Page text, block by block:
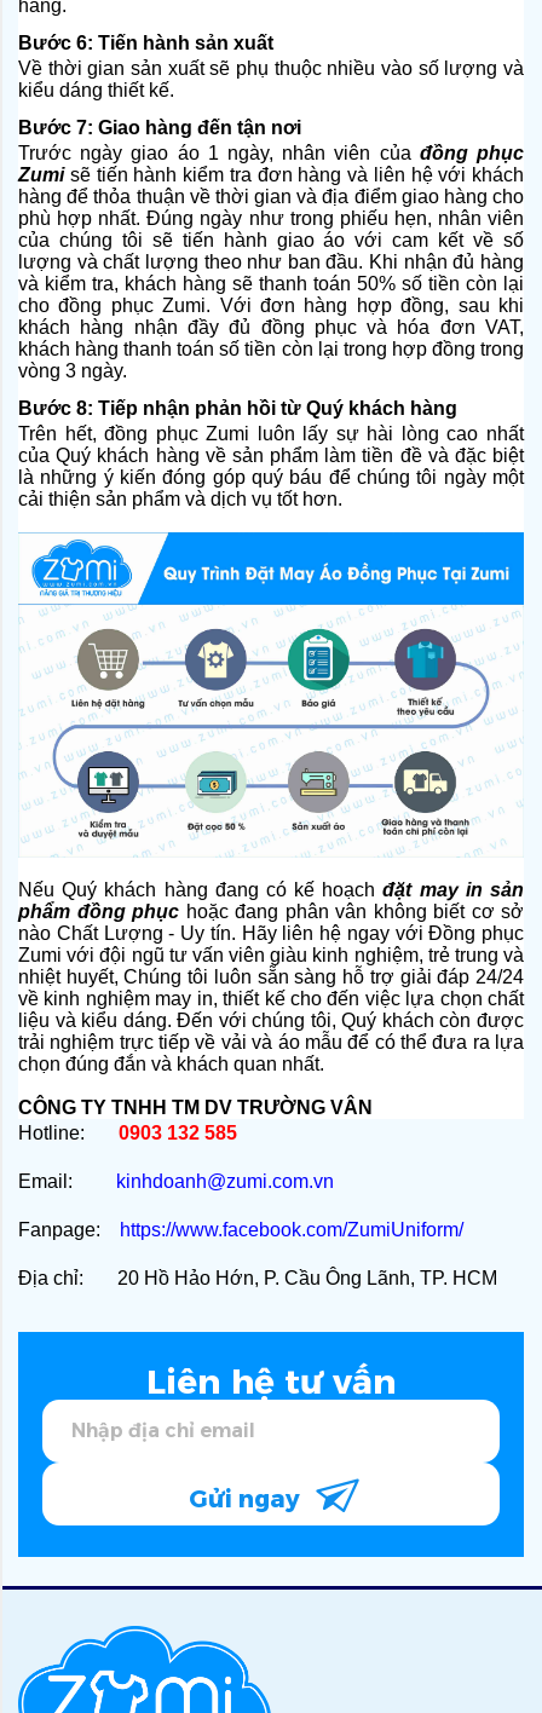
hàng.
Bước 6: Tiến hành sản xuất
Về thời gian sản xuất sẽ phụ thuộc nhiều vào số lượng và
kiểu dáng thiết kế.
Bước 7: Giao hàng đến tận nơi
Trước ngày giao áo 1 ngày, nhân viên của đồng phục
Zumisẽ tiến hành kiểm tra đơn hàng và liên hệ với khách
hàng để thỏa thuận về thời gian và địa điểm giao hàng cho
phù hợp nhất. Đúng ngày như trong phiếu hẹn, nhân viên
của chúng tôi sẽ tiến hành giao áo với cam kết về số
lượng và chất lượng theo như ban đầu. Khi nhận đủ hàng
và kiểm tra, khách hàng sẽ thanh toán 50% số tiền còn lại
cho đồng phục Zumi. Với đơn hàng hợp đồng, sau khi
khách hàng nhận đầy đủ đồng phục và hóa đơn VAT,
khách hàng thanh toán số tiền còn lại trong hợp đồng trong
vòng 3 ngày.
Bước 8: Tiếp nhận phản hồi từ Quý khách hàng
Trên hết, đồng phục Zumi luôn lấy sự hài lòng cao nhất
của Quý khách hàng về sản phẩm làm tiền đề và đặc biệt
là những ý kiến đóng góp quý báu để chúng tôi ngày một
cải thiện sản phẩm và dịch vụ tốt hơn.
Nếu Quý khách hàng đang có kế hoạchđặt may in sản
phẩm đồng phục hoặc đang phân vân không biết cơ sở
nào Chất Lượng - Uy tín. Hãy liên hệ ngay với Đồng phục
Zumi với đội ngũ tư vấn viên giàu kinh nghiệm, trẻ trung và
nhiệt huyết, Chúng tôi luôn sẵn sàng hỗ trợ giải đáp 24/24
về kinh nghiệm may in, thiết kế cho đến việc lựa chọn chất
liệu và kiểu dáng. Đến với chúng tôi, Quý khách còn được
trải nghiệm trực tiếp về vải và áo mẫu để có thể đưa ra lựa
chọn đúng đắn và khách quan nhất.
CÔNG TY TNHH TM DV TRƯỜNG VÂN
Hotline: 0903 132 585
Email: kinhdoanh@zumi.com.vn
Fanpage: https://www.facebook.com/ZumiUniform/
Địa chỉ: 20 Hồ Hảo Hớn, P. Cầu Ông Lãnh, TP. HCM
Liên hệ tư vấn
Gửi ngay